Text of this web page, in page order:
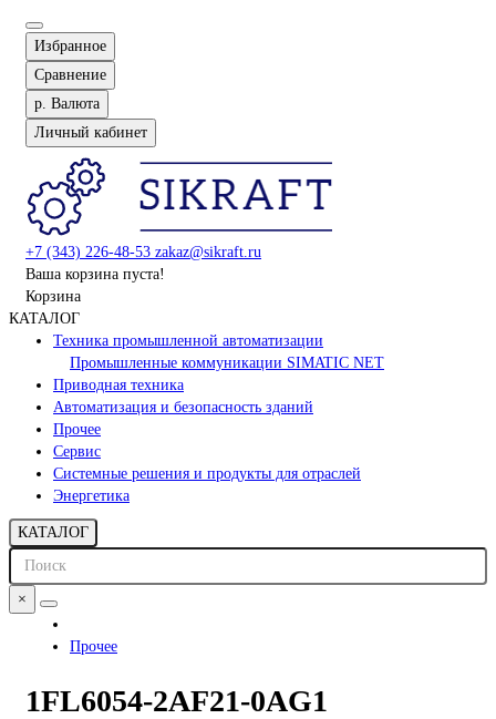
Избранное
Сравнение
р. Валюта
Личный кабинет
+7 (343) 226-48-53 zakaz@sikraft.ru
Ваша корзина пуста!
Корзина
КАТАЛОГ
Техника промышленной автоматизации
Промышленные коммуникации SIMATIC NET
Приводная техника
Автоматизация и безопасность зданий
Прочее
Сервис
Системные решения и продукты для отраслей
Энергетика
КАТАЛОГ
×
Прочее
1FL6054-2AF21-0AG1